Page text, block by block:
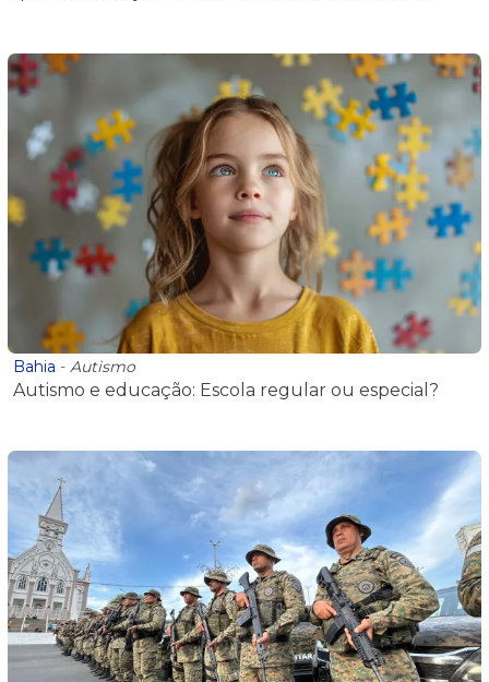
Bahia - Autismo
Autismo e educação: Escola regular ou especial?